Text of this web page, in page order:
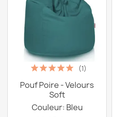
(1)
Pouf Poire - Velours
Soft
Couleur: Bleu